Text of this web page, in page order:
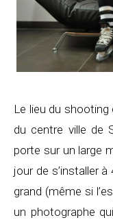
Le lieu du
du centre ville de
porte sur un large
jour de s’installer
grand (même si
un photographe